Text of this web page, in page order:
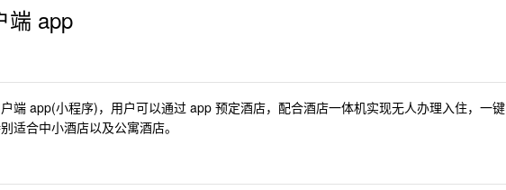
端 app
端 app(小程序)，用户可以通过 app 预定酒店，配合酒店一体机实现无人办理入住，一键
适合中小酒店以及公寓酒店。